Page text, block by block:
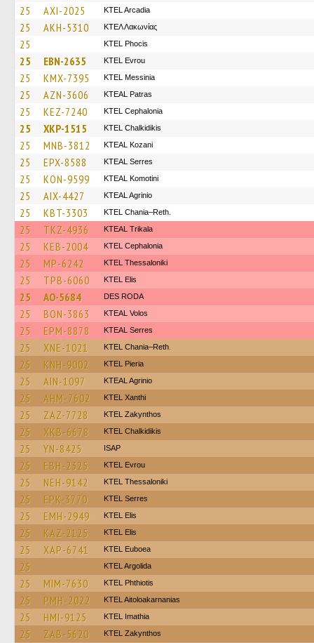
25 AXI-2025 KTEL Arcadia
25 AKH-5310 ΚΤΕΛ Λακωνίας
25 ΚΤΕL Phocis
25 EBN-2635 KTEL Evrou
25 KMX-7395 KTEL Messinia
25 AZN-3606 KTEAL Patras
25 KEZ-7240 KTEL Cephalonia
25 XKP-1515 ΚΤΕL Chalkidikis
25 MNB-3812 KTEAL Kozani
25 EPX-8588 KTEAL Serres
25 KON-9599 KTEAL Komotini
25 AIX-4427 KTEAL Agrinio
25 KBT-3303 KTEL Chania–Reth.
25 TKZ-4936 KTEAL Trikala
25 KEB-2004 KTEL Cephalonia
25 MP-6242 KTEL Thessaloniki
25 TPB-6060 KTEL Elis
25 AO-5684 DES RODA
25 BON-3863 KTEAL Volos
25 EPM-8878 KTEAL Serres
25 XNE-1021 KTEL Chania–Reth.
25 KNH-9002 KTEL Pieria
25 AIN-1097 KTEAL Agrinio
25 AHM-7602 KTEL Xanthi
25 ZAZ-7728 KTEL Zakynthos
25 XKB-6678 ΚΤΕL Chalkidikis
25 YN-8425 ISAP
25 EBH-2325 KTEL Evrou
25 NEH-9142 KTEL Thessaloniki
25 EPK-3770 KTEL Serres
25 EMH-2949 KTEL Elis
25 KAZ-2125 KTEL Elis
25 XAP-6741 ΚΤΕL Euboea
25 KTEL Argolida
25 MIM-7630 ΚΤΕL Phthiotis
25 PMH-2022 KTEL Aitoloakarnanias
25 HMI-9125 KTEL Imathia
25 ZAB-5620 KTEL Zakynthos